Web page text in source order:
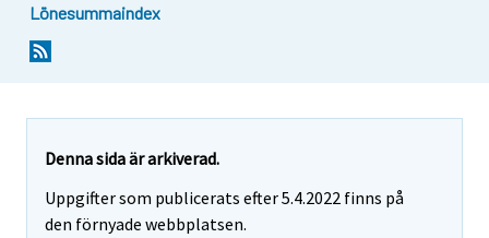
Lönesummaindex
Denna sida är arkiverad.
Uppgifter som publicerats efter 5.4.2022 finns på
den förnyade webbplatsen.